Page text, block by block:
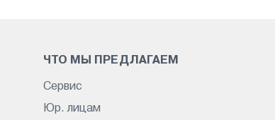
ЧТО МЫ ПРЕДЛАГАЕМ
Сервис
Юр. лицам